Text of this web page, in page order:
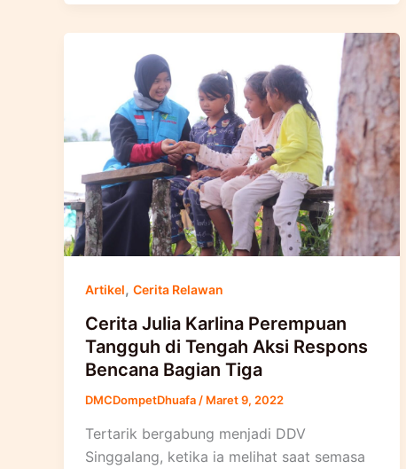
Artikel, Cerita Relawan
Cerita Julia Karlina Perempuan
Tangguh di Tengah Aksi Respons
Bencana Bagian Tiga
DMCDompetDhuafa/ Maret 9, 2022
Tertarik bergabung menjadi DDV
Singgalang, ketika ia melihat saat semasa